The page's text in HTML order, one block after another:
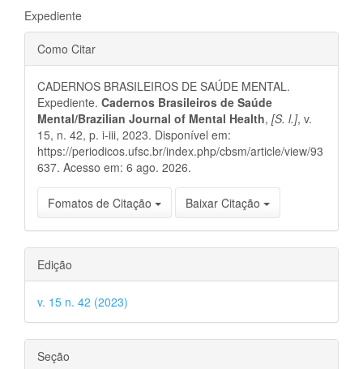
Expediente
Detalhes
do
artigo
Como Citar
CADERNOS BRASILEIROS DE SAÚDE MENTAL.
Expediente. Cadernos Brasileiros de Saúde
Mental/Brazilian Journal of Mental Health, [S. l.], v.
15, n. 42, p. i-iii, 2023. Disponível em:
https://periodicos.ufsc.br/index.php/cbsm/article/view/93
637. Acesso em: 6 ago. 2026.
Fomatos de Citação Baixar Citação
Edição
v. 15 n. 42 (2023)
Seção